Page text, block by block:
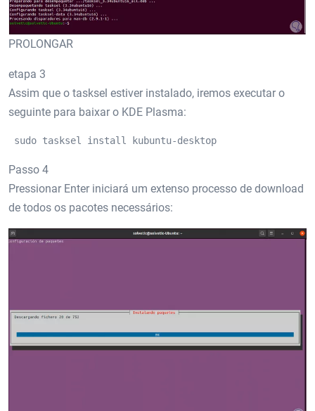
PROLONGAR
etapa 3
Assim que o tasksel estiver instalado, iremos executar o
seguinte para baixar o KDE Plasma:
sudo tasksel install kubuntu-desktop
Passo 4
Pressionar Enter iniciará um extenso processo de download
de todos os pacotes necessários: